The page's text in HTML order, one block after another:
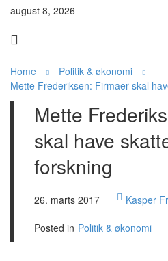
august 8, 2026
Home
Politik & økonomi
Mette Frederiksen: Firmaer skal
Mette
skal have
forskning
26. marts 2017 Kasper
Posted in Politik & økonomi